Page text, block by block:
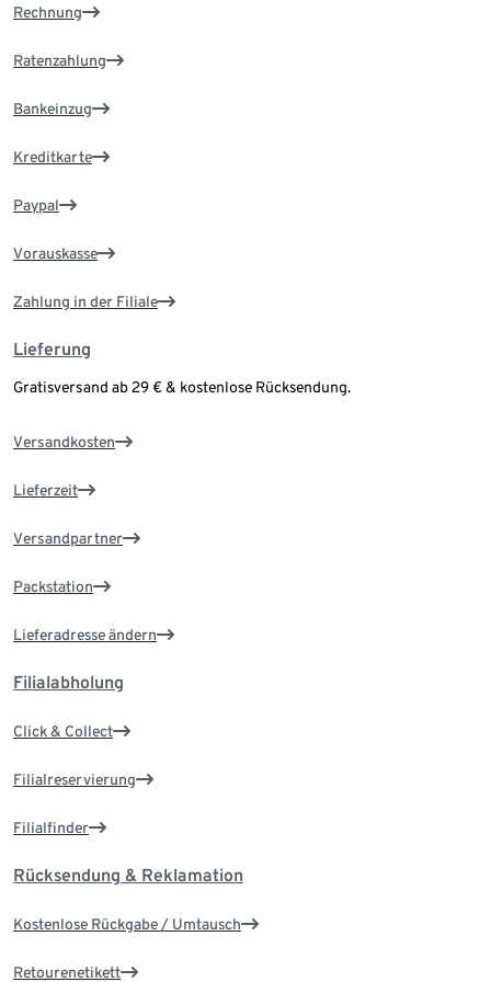
Rechnung
Ratenzahlung
Bankeinzug
Kreditkarte
Paypal
Vorauskasse
Zahlung in der Filiale
Lieferung
Gratisversand ab 29 € & kostenlose Rücksendung.
Versandkosten
Lieferzeit
Versandpartner
Packstation
Lieferadresse ändern
Filialabholung
Click & Collect
Filialreservierung
Filialfinder
Rücksendung & Reklamation
Kostenlose Rückgabe / Umtausch
Retourenetikett